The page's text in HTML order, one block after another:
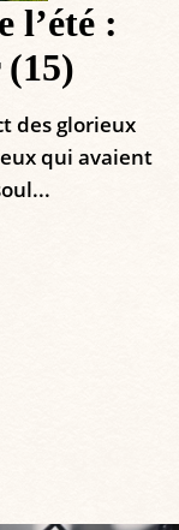
l’été :
des glorieux
qui avaient